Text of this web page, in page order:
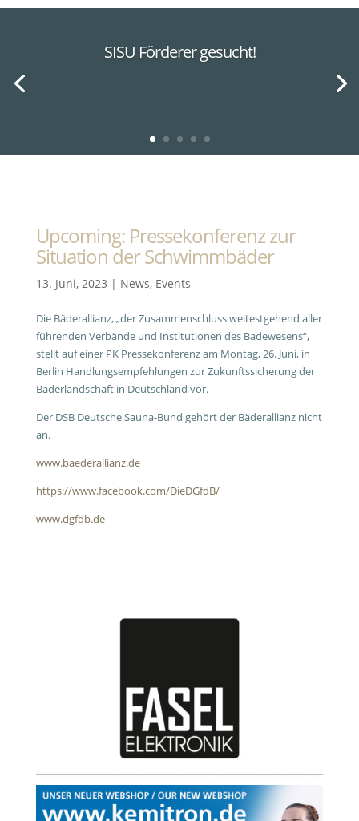
SISU Förderer gesucht!
Upcoming: Pressekonferenz zur
Situation der Schwimmbäder
13. Juni, 2023 | News, Events
Die Bäderallianz, „der Zusammenschluss weitestgehend aller
führenden Verbände und Institutionen des Badewesens“,
stellt auf einer PK Pressekonferenz am Montag, 26. Juni, in
Berlin Handlungsempfehlungen zur Zukunftssicherung der
Bäderlandschaft in Deutschland vor.
Der DSB Deutsche Sauna-Bund gehört der Bäderallianz nicht
an.
www.baederallianz.de
https://www.facebook.com/DieDGfdB/
www.dgfdb.de